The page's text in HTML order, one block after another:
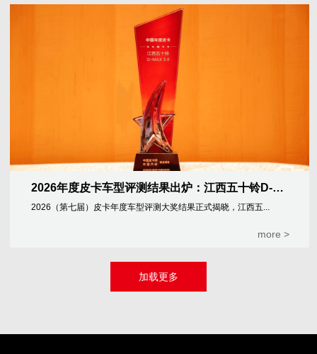
2026年度皮卡车型评测结果出炉：江西五十铃D-MAX 3.0斩获最高荣誉
2026（第七届）皮卡年度车型评测大奖结果正式揭晓，江西五...
more >
加载更多